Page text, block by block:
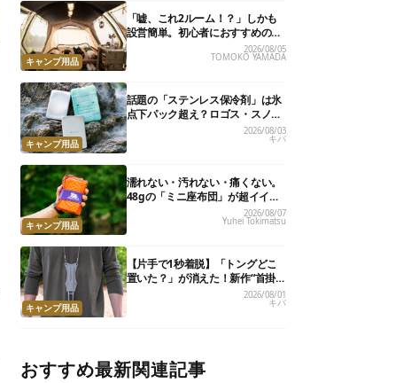
キャンプ用品
「嘘、これ2ルーム！？」しかも
設営簡単。初心者におすすめの最
新“おしゃれ広々テント”7選2026/08/05
TOMOKO YAMADA
キャンプ用品
話題の「ステンレス保冷剤」は氷
点下パック超え？ロゴス・スノー
ピーク・爆売れノーブランド品を
比べてみた
2026/08/03
キバ
キャンプ用品
濡れない・汚れない・痛くない。
48gの「ミニ座布団」が超イイ具
合
2026/08/07
Yuhei Tokimatsu
キャンプ用品
【片手で1秒着脱】「トングどこ
置いた？」が消えた！新作“首掛
けトング”、男心くすぐるギミッ
2026/08/01
キバ
おすすめ最新関連記事